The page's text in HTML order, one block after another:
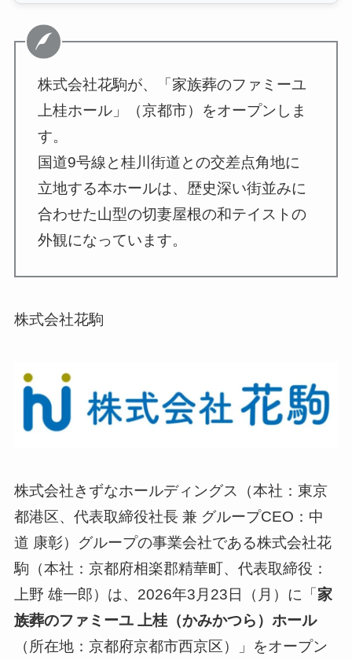
株式会社花駒が、「家族葬のファミーユ
上桂ホール」（京都市）をオープンしま
す。
国道9号線と桂川街道との交差点角地に
立地する本ホールは、歴史深い街並みに
合わせた山型の切妻屋根の和テイストの
外観になっています。
株式会社花駒
株式会社きずなホールディングス（本社：東京
都港区、代表取締役社長 兼 グループCEO：中
道 康彰）グループの事業会社である株式会社花
駒（本社：京都府相楽郡精華町、代表取締役：
上野 雄一郎）は、2026年3月23日（月）に「家
族葬のファミーユ 上桂（かみかつら）ホール
（所在地：京都府京都市西京区）」をオープン